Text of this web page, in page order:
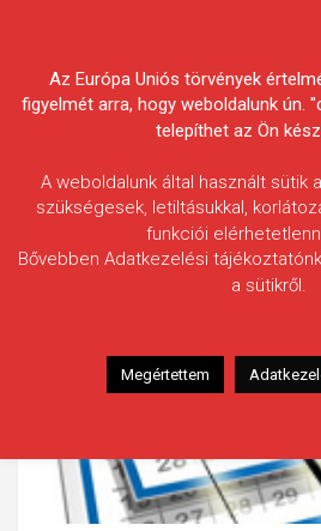
Egyesületek
Az Európa Uniós törvények
figyelmét arra, hogy weboldalunk ún.
telepíthet az Ön
A weboldalunk által használt sütik
szükségesek, letiltásukkal,
funkciói
Bővebben Adatkezelési
a sütikről.
Megértettem